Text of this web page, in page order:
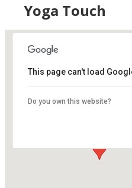
Yoga Touch
This page can't load
Do you own this website?